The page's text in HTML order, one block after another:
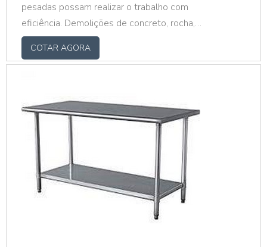
pesadas possam realizar o trabalho com
eficiência. Demolições de concreto, rocha,
asfalto, alvenarias e edificações são
algumas das funções que uma máquina
APRESENTA DIVERSOS MODELOSCom o
tempo, os rompedores hidráulicos passaram
cada vez mais a substituir as dinamites em
demolições urba...
COTAR AGORA